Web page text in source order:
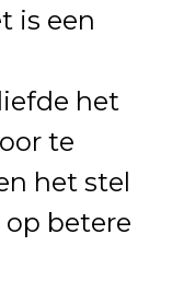
is een
het
te
het stel
betere